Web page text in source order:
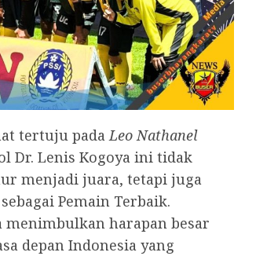
tertuju padaLeo Nathanel
Dr. Lenis Kogoya ini tidak
menjadi juara, tetapi juga
Pemain Terbaik.
menimbulkan harapan besar
depan Indonesia yang